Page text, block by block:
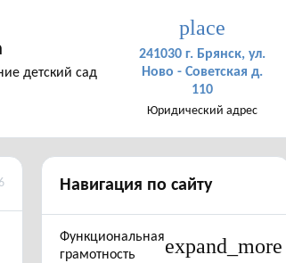
детский сад
place
241030 г. Брянск, ул.
Ново - Советская д.
110
Юридический адрес
Навигация по сайту
Функциональная
грамотность
expand_more